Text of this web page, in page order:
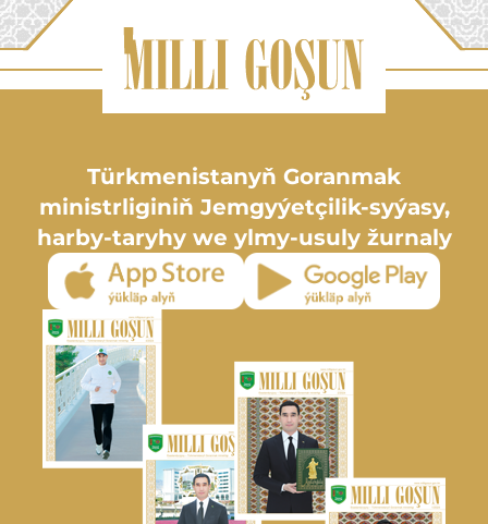
Türkmenistanyň Goranmak
ministrliginiň Jemgyýetçilik-syýasy,
harby-taryhy we ylmy-usuly žurnaly